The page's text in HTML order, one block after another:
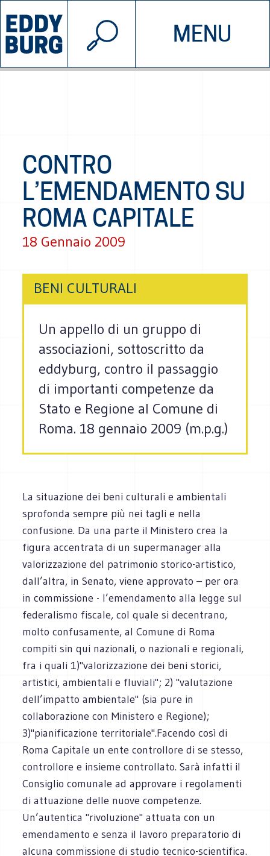
MENU
INIZIATIVE CHI SIAMO
© 2026 EDDYBURG
CONTRO
L’EMENDAMENTO SU
ROMA CAPITALE
18 Gennaio 2009
BENI CULTURALI
Un appello di un gruppo di
associazioni, sottoscritto da
eddyburg, contro il passaggio
di importanti competenze da
Stato e Regione al Comune di
Roma. 18 gennaio 2009 (m.p.g.)
La situazione dei beni culturali e ambientali
sprofonda sempre più nei tagli e nella
confusione. Da una parte il Ministero crea la
figura accentrata di un supermanager alla
valorizzazione del patrimonio storico-artistico,
dall’altra, in Senato, viene approvato – per ora
in commissione - l’emendamento alla legge sul
federalismo fiscale, col quale si decentrano,
molto confusamente, al Comune di Roma
compiti sin qui nazionali, o nazionali e regionali,
fra i quali 1)"valorizzazione dei beni storici,
artistici, ambientali e fluviali"; 2) "valutazione
dell’impatto ambientale" (sia pure in
collaborazione con Ministero e Regione);
3)"pianificazione territoriale".Facendo così di
Roma Capitale un ente controllore di se stesso,
controllore e insieme controllato. Sarà infatti il
Consiglio comunale ad approvare i regolamenti
di attuazione delle nuove competenze.
Un’autentica "rivoluzione" attuata con un
emendamento e senza il lavoro preparatorio di
alcuna commissione di studio tecnico-scientifica.